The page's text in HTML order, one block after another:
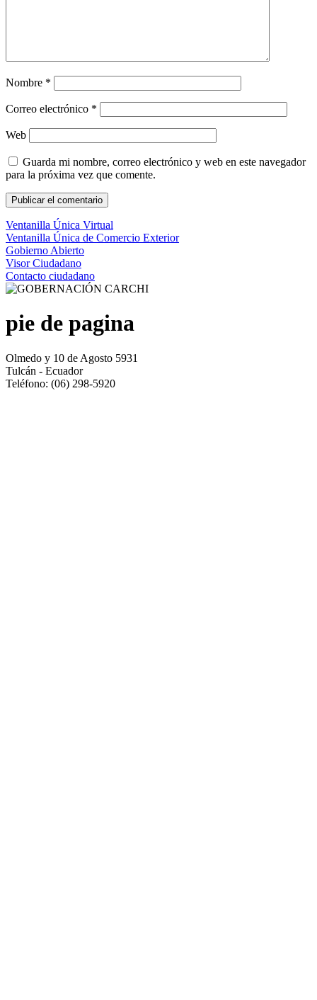
Nombre *
Correo electrónico *
Web
Guarda mi nombre, correo electrónico y web en este navegador
para la próxima vez que comente.
Ventanilla Única Virtual
Ventanilla Única de Comercio Exterior
Gobierno Abierto
Visor Ciudadano
Contacto ciudadano
pie de pagina
Olmedo y 10 de Agosto 5931
Tulcán - Ecuador
Teléfono: (06) 298-5920